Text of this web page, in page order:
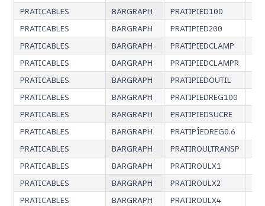
PRATICABLES
BARGRAPH PRATIPIED100
PRATICABLES
BARGRAPH PRATIPIED200
PRATICABLES
BARGRAPH PRATIPIEDCLAMP
PRATICABLES
BARGRAPH PRATIPIEDCLAMPR
PRATICABLES
BARGRAPH PRATIPIEDOUTIL
PRATICABLES
BARGRAPH PRATIPIEDREG100
PRATICABLES
BARGRAPH PRATIPIEDSUCRE
PRATICABLES
BARGRAPH PRATIPÎEDREG0.6
PRATICABLES
BARGRAPH PRATIROULTRANSP
PRATICABLES
BARGRAPH PRATIROULX1
PRATICABLES
BARGRAPH PRATIROULX2
PRATICABLES
BARGRAPH PRATIROULX4